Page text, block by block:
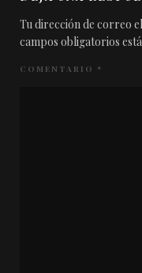
Tu dirección de correo
campos obligatorios
COMENTARIO *